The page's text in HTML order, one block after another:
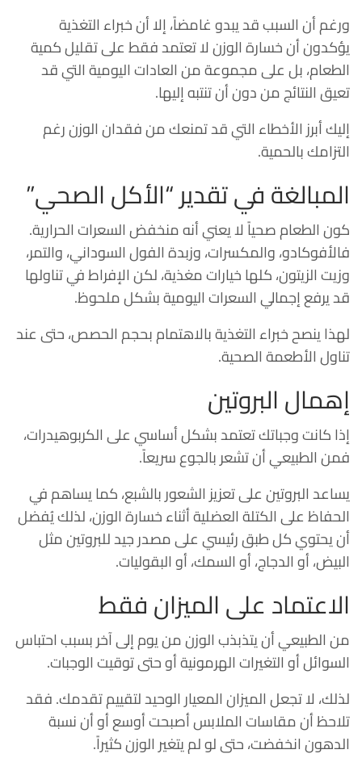
ورغم أن السبب قد يبدو غامضاً، إلا أن خبراء التغذية
يؤكدون أن خسارة الوزن لا تعتمد فقط على تقليل كمية
الطعام، بل على مجموعة من العادات اليومية التي قد
تعيق النتائج من دون أن تنتبه إليها.
إليك أبرز الأخطاء التي قد تمنعك من فقدان الوزن رغم
التزامك بالحمية.
المبالغة في تقدير “الأكل الصحي”
كون الطعام صحياً لا يعني أنه منخفض السعرات الحرارية.
فالأفوكادو، والمكسرات، وزبدة الفول السوداني، والتمر،
وزيت الزيتون، كلها خيارات مغذية، لكن الإفراط في تناولها
قد يرفع إجمالي السعرات اليومية بشكل ملحوظ.
لهذا ينصح خبراء التغذية بالاهتمام بحجم الحصص، حتى عند
تناول الأطعمة الصحية.
إهمال البروتين
إذا كانت وجباتك تعتمد بشكل أساسي على الكربوهيدرات،
فمن الطبيعي أن تشعر بالجوع سريعاً.
يساعد البروتين على تعزيز الشعور بالشبع، كما يساهم في
الحفاظ على الكتلة العضلية أثناء خسارة الوزن، لذلك يُفضل
أن يحتوي كل طبق رئيسي على مصدر جيد للبروتين مثل
البيض، أو الدجاج، أو السمك، أو البقوليات.
الاعتماد على الميزان فقط
من الطبيعي أن يتذبذب الوزن من يوم إلى آخر بسبب احتباس
السوائل أو التغيرات الهرمونية أو حتى توقيت الوجبات.
لذلك، لا تجعل الميزان المعيار الوحيد لتقييم تقدمك. فقد
تلاحظ أن مقاسات الملابس أصبحت أوسع أو أن نسبة
الدهون انخفضت، حتى لو لم يتغير الوزن كثيراً.